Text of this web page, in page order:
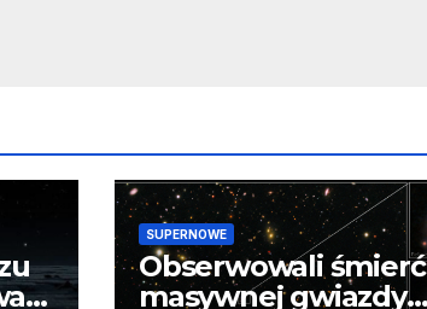
SUPERNOWE
Obserwowali śmierć
masywnej gwiazdy